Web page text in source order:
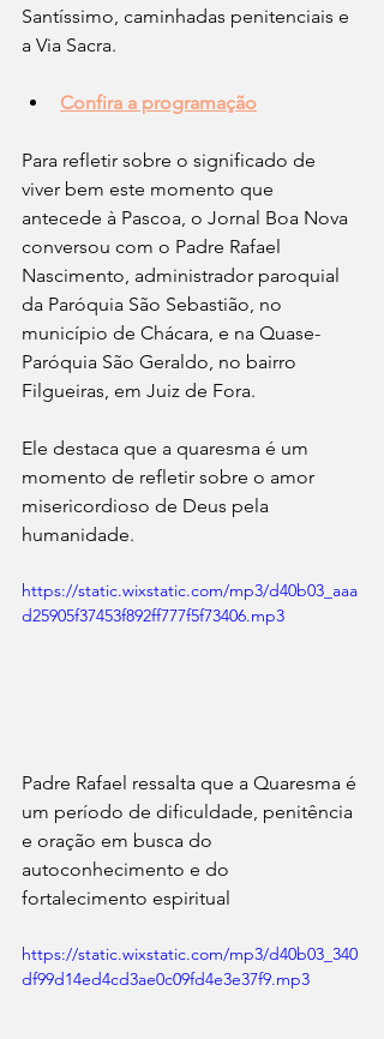
Santíssimo, caminhadas penitenciais e
a Via Sacra.
Confira a programação
Para refletir sobre o significado de
viver bem este momento que
antecede à Pascoa, o Jornal Boa Nova
conversou com o Padre Rafael
Nascimento, administrador paroquial
da Paróquia São Sebastião, no
município de Chácara, e na Quase-
Paróquia São Geraldo, no bairro
Filgueiras, em Juiz de Fora.
Ele destaca que a quaresma é um
momento de refletir sobre o amor
misericordioso de Deus pela
humanidade.
https://static.wixstatic.com/mp3/d40b03_aaa
d25905f37453f892ff777f5f73406.mp3
Padre Rafael ressalta que a Quaresma é
um período de dificuldade, penitência
e oração em busca do
autoconhecimento e do
fortalecimento espiritual
https://static.wixstatic.com/mp3/d40b03_340
df99d14ed4cd3ae0c09fd4e3e37f9.mp3